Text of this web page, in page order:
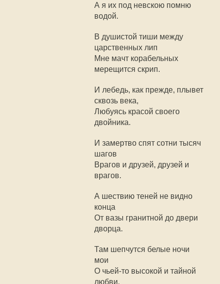
А я их под невскою помню
водой.
В душистой тиши между
царственных лип
Мне мачт корабельных
мерещится скрип.
И лебедь, как прежде, плывет
сквозь века,
Любуясь красой своего
двойника.
И замертво спят сотни тысяч
шагов
Врагов и друзей, друзей и
врагов.
А шествию теней не видно
конца
От вазы гранитной до двери
дворца.
Там шепчутся белые ночи
мои
О чьей-то высокой и тайной
любви.